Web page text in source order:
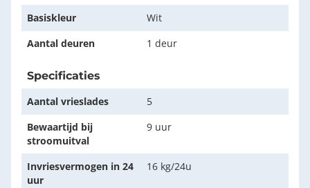
Basiskleur
Wit
Aantal deuren
1 deur
Specificaties
Aantal vrieslades
5
Bewaartijd bij
stroomuitval
9 uur
Invriesvermogen in 24
uur
16 kg/24u